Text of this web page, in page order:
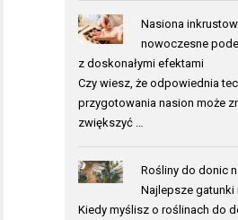
Nasiona
nowoczesne
z doskonałymi efektami
Czy wiesz, że odpowiednia
przygotowania nasion może
zwiększyć …
Rośliny do donic
Najlepsze gatunki
Kiedy myślisz o roślinach do